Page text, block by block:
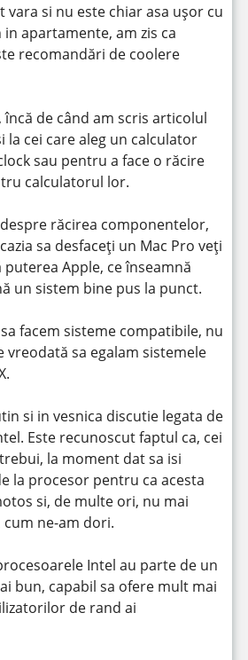
vara si nu este chiar asa ușor cu
apartamente, am zis ca
recomandări de coolere
de când am scris articolul
la cei care aleg un calculator
sau pentru a face o răcire
calculatorul lor.
răcirea componentelor,
sa desfaceți un Mac Pro veți
puterea Apple, ce înseamnă
un sistem bine pus la punct.
facem sisteme compatibile, nu
vreodată sa egalam sistemele
si in vesnica discutie legata de
Este recunoscut faptul ca, cei
la moment dat sa isi
la procesor pentru ca acesta
si, de multe ori, nu mai
ne-am dori.
Intel au parte de un
bun, capabil sa ofere mult mai
de rand ai